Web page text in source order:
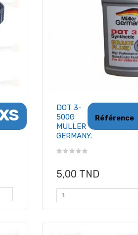
Référence
DOT 3-
500G
MULLER
GERMANY.
5,00 TND